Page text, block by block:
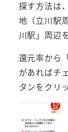
探す方法は
地（立川駅
川駅」周辺
還元率から
があればチ
タンをクリ